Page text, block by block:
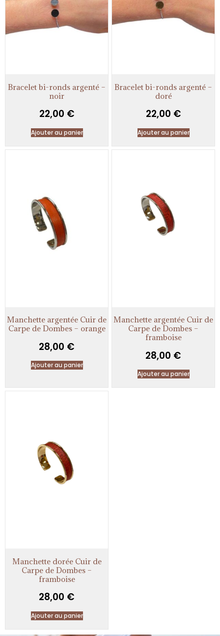
Bracelet bi-ronds argenté –
noir
22,00 €
Ajouter au panier
Bracelet bi-ronds argenté –
doré
22,00 €
Ajouter au panier
Manchette argentée Cuir de
Carpe de Dombes – orange
28,00 €
Ajouter au panier
Manchette argentée Cuir de
Carpe de Dombes –
framboise
28,00 €
Ajouter au panier
Manchette dorée Cuir de
Carpe de Dombes –
framboise
28,00 €
Ajouter au panier